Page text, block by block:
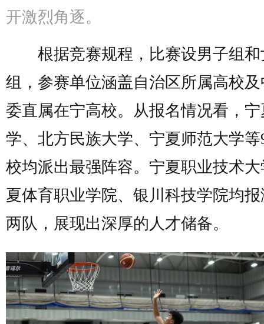
开激烈角逐。
根据竞赛规程，比赛设男子组和
组，参赛单位涵盖自治区所属高校
委直属在宁高校。从报名情况看，
学、北方民族大学、宁夏师范大学等
校均派出最强阵容。宁夏职业技术
夏体育职业学院、银川科技学院均
两队，展现出深厚的人才储备。